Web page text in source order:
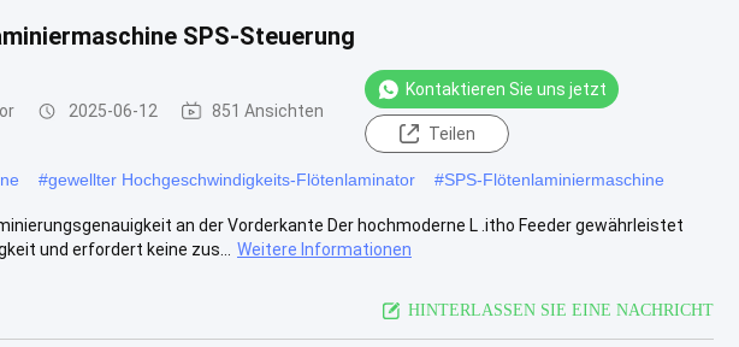
SPS-Steuerung
2025-06-12 851 Ansichten
Kontaktieren Sie uns jetzt
Teilen
#gewellter Hochgeschwindigkeits-Flötenlaminator #SPS-Flötenlaminiermaschine
an der Vorderkante Der hochmoderne L .itho Feeder gewährleistet
und erfordert keine zus...
Weitere Informationen
HINTERLASSEN SIE EINE NACHRICHT